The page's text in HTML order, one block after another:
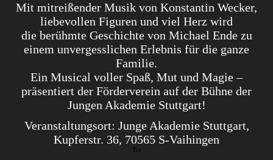
Mit mitreißender Musik von Konstantin Wecker,
liebevollen Figuren und viel Herz wird
die berühmte Geschichte von Michael Ende zu
einem unvergesslichen Erlebnis für die ganze
Familie.
Ein Musical voller Spaß, Mut und Magie –
präsentiert der Förderverein auf der Bühne der
Jungen Akademie Stuttgart!
Veranstaltungsort: Junge Akademie Stuttgart,
Kupferstr. 36, 70565 S-Vaihingen
Ter